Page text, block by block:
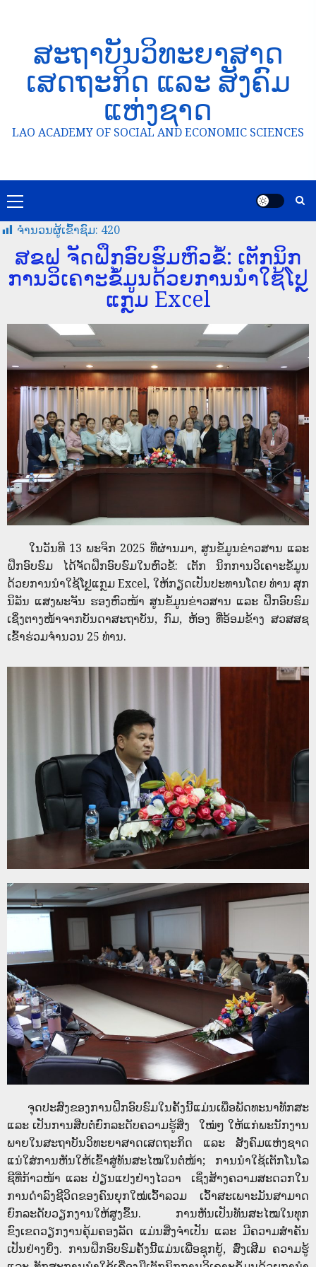
ສະຖາບັນວິທະຍາສາດ
ເສດຖະກິດ ແລະ ສັງຄົມ
ແຫ່ງຊາດ
LAO ACADEMY OF SOCIAL AND ECONOMIC SCIENCES
ຈໍານວນຜູ້ເຂົ້າຊົມ: 420
ສຂຝ ຈັດຝຶກອົບຮົມຫົວຂໍ້: ເຕັກນິກ
ການວິເຄາະຂໍ້ມູນດ້ວຍການນຳໃຊ້ໂປຼ
ແກຼມ Excel
ໃນວັນທີ 13 ພະຈິກ 2025 ທີ່ຜ່ານມາ, ສູນຂໍ້ມູນຂ່າວສານ ແລະ
ຝຶກອົບຮົມ ໄດ້ຈັດຝຶກອົບຮົມໃນຫົວຂໍ້: ເຕັກ ນິກການວິເຄາະຂໍ້ມູນ
ດ້ວຍການນຳໃຊ້ໂປຼແກຼມ Excel, ໃຫ້ກຽດເປັນປະທານໂດຍ ທ່ານ ສຸກ
ນິລັນ ແສງພະຈັນ ຮອງຫົວໜ້າ ສູນຂໍ້ມູນຂ່າວສານ ແລະ ຝຶກອົບຮົມ
ເຊິ່ງຕາງໜ້າຈາກບັນດາສະຖາບັນ, ກົມ, ຫ້ອງ ທີ່ອ້ອມຂ້າງ ສວສສຊ
ເຂົ້າຮ່ວມຈໍານວນ 25 ທ່ານ.
ຈຸດປະສົງຂອງການຝຶກອົບຮົມໃນຄັ້ງນີ້ແມ່ນເພື່ອພັດທະນາທັກສະ
ແລະ ເປັນການສືບຕໍ່ຍົກລະດັບຄວາມຮູ້ສິ່ງ ໃໝ່ໆ ໃຫ້ແກ່ພະນັກງານ
ພາຍໃນສະຖາບັນວິທະຍາສາດເສດຖະກິດ ແລະ ສັງຄົມແຫ່ງຊາດ
ແນ່ໃສ່ການຫັນໃຫ້ເຂົ້າສູ່ທັນສະໄໝໃນຕໍ່ໜ້າ; ການນໍາໃຊ້ເຕັກໂນໂລ
ຊີທີ່ກ້າວໜ້າ ແລະ ປ່ຽນແປງຢ່າງໄວວາ ເຊິ່ງສ້າງຄວາມສະດວກໃນ
ການດໍາລົງຊີວິດຂອງຄົນຍຸກໃໝ່ເວົ້າລວມ ເວົ້າສະເພາະມັນສາມາດ
ຍົກລະດັບວຽກງານໃຫ້ສູງຂຶ້ນ. ການຫັນເປັນທັນສະໄໝໃນທຸກ
ຂົງເຂດວຽກງານຄຸ້ມຄອງລັດ ແມ່ນສິ່ງຈຳເປັນ ແລະ ມີຄວາມສຳຄັນ
ເປັນຢ່າງຍິ່ງ. ການຝຶກອົບຮົມຄັ້ງນີ້ແມ່ນເພື່ອຊຸກຍູ້, ສົ່ງເສີມ ຄວາມຮູ້